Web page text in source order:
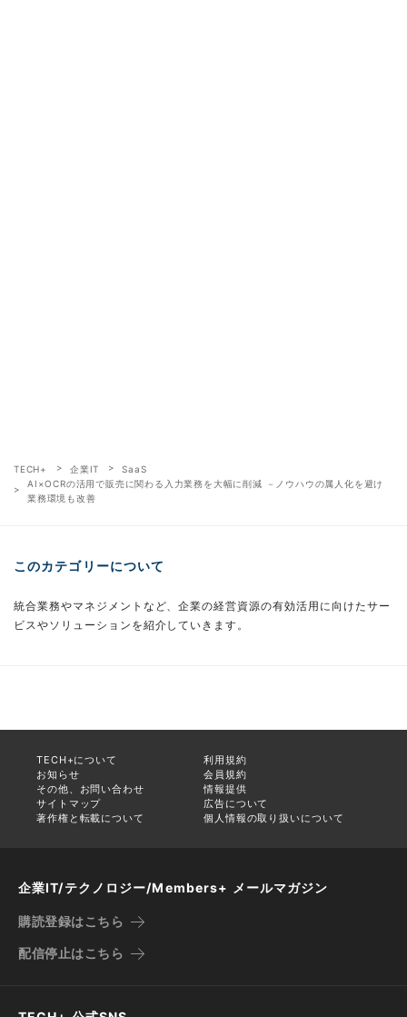
TECH+ 企業IT
SaaS
AI×OCRの活用で販売に関わる入力業務を大幅に削減 －ノウハウの属人化を避け
業務環境も改善
このカテゴリーについて
統合業務やマネジメントなど、企業の経営資源の有効活用に向けたサー
ビスやソリューションを紹介していきます。
TECH+について
利用規約
お知らせ
会員規約
その他、お問い合わせ
情報提供
サイトマップ
広告について
著作権と転載について
個人情報の取り扱いについて
企業IT/テクノロジー/Members+ メールマガジン
購読登録はこちら
配信停止はこちら